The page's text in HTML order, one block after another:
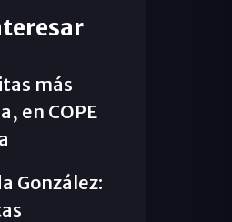
más
en COPE
González: